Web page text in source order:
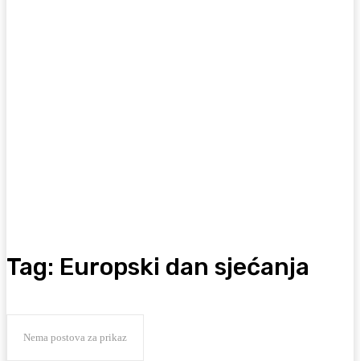
Tag: Europski dan sjećanja
Nema postova za prikaz